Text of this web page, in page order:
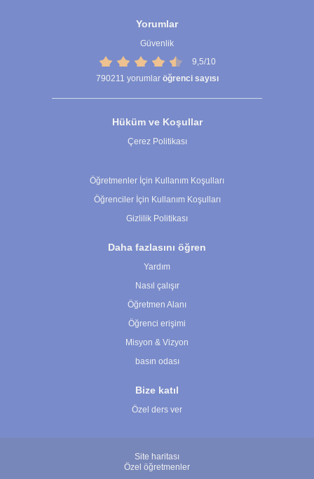
Yorumlar
Güvenlik
9,5/10
790211 yorumlar öğrenci sayısı
Hüküm ve Koşullar
Çerez Politikası
Öğretmenler İçin Kullanım Koşulları
Öğrenciler İçin Kullanım Koşulları
Gizlilik Politikası
Daha fazlasını öğren
Yardım
Nasıl çalışır
Öğretmen Alanı
Öğrenci erişimi
Misyon & Vizyon
basın odası
Bize katıl
Özel ders ver
Site haritası
Özel öğretmenler